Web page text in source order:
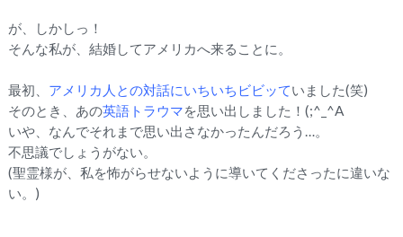
が、しかしっ！
そんな私が、結婚してアメリカへ来ることに。
最初、 アメリカ人との対話にいちいちビビッていました(笑)
そのとき、あの英語トラウマを思い出しました！(;^_^A
いや、なんでそれまで思い出さなかったんだろう…。
不思議でしょうがない。
(聖霊様が、私を怖がらせないように導いてくださったに違いな
い。)